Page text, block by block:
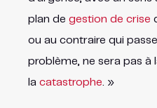
plan degestion de crise
ou au contraire qui
problème, ne sera pas
lacatastrophe. »